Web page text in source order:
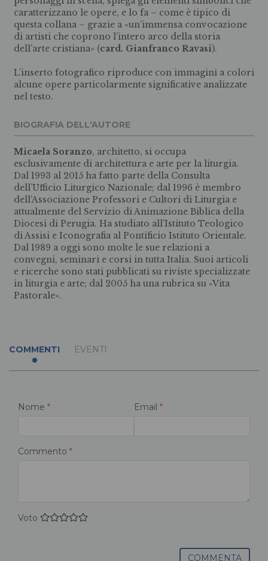
caratterizzano le opere, e lo fa – come è tipico di
questa collana – grazie a «un’immensa convocazione
di artisti che coprono l’intero arco della storia
dell’arte cristiana» (card. Gianfranco Ravasi).
L’inserto fotografico riproduce con immagini a colori
alcune opere particolarmente significative analizzate
nel testo.
BIOGRAFIA DELL'AUTORE
Micaela Soranzo, architetto, si occupa
esclusivamente di architettura e arte per la liturgia.
Dal 1993 al 2015 ha fatto parte della Consulta
dell’Ufficio Liturgico Nazionale; dal 1996 è membro
dell’Associazione Professori e Cultori di Liturgia e
attualmente del Servizio di Animazione Biblica della
Diocesi di Perugia. Ha studiato all’Istituto Teologico
di Assisi e Iconografia al Pontificio Istituto Orientale.
Dal 1989 a oggi sono molte le sue relazioni a
convegni, seminari e corsi in tutta Italia. Suoi articoli
e ricerche sono stati pubblicati su riviste specializzate
in liturgia e arte; dal 2005 ha una rubrica su «Vita
Pastorale».
COMMENTI EVENTI
Nome * Email *
Commento *
Voto
COMMENTA